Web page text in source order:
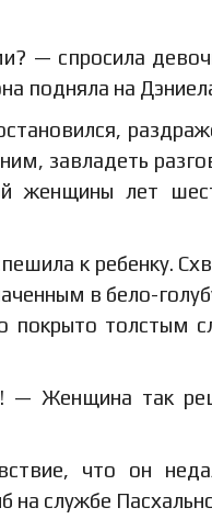
— спросила
подняла на
завладеть
женщины лет
к ребенку.
в бело-
покрыто толстым
Женщина так
что он
на службе